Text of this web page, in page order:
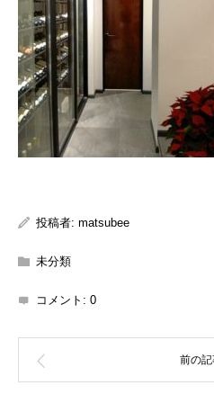
投稿者: matsubee
未分類
コメント: 0